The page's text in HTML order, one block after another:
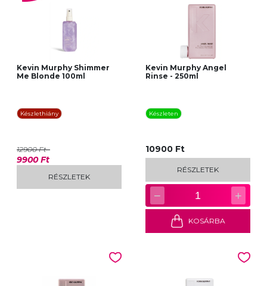
Kevin Murphy Shimmer
Me Blonde 100ml
Készlethiány
12900 Ft
9900 Ft
RÉSZLETEK
Kevin Murphy Angel
Rinse - 250ml
Készleten
10900 Ft
RÉSZLETEK
− 1 +
KOSÁRBA